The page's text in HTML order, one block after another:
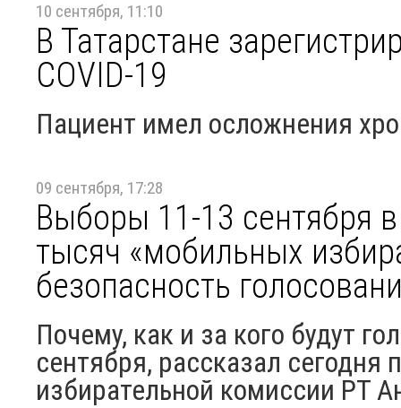
10 сентября, 11:10
В Татарстане
COVID-19
Пациент имел осложнения
09 сентября, 17:28
Выборы 11-13 сентября
тысяч «мобильных
безопасность
Почему, как и за кого будут
сентября, рассказал сегодня
избирательной комиссии РТ